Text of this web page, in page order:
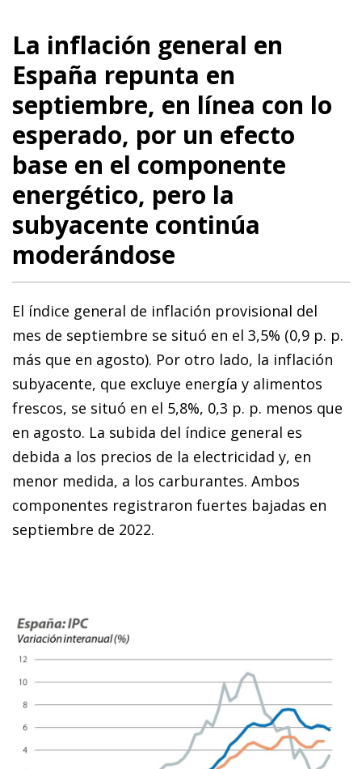
La inflación general en
España repunta en
septiembre, en línea con lo
esperado, por un efecto
base en el componente
energético, pero la
subyacente continúa
moderándose
El índice general de inflación provisional del
mes de septiembre se situó en el 3,5% (0,9 p. p.
más que en agosto). Por otro lado, la inflación
subyacente, que excluye energía y alimentos
frescos, se situó en el 5,8%, 0,3 p. p. menos que
en agosto. La subida del índice general es
debida a los precios de la electricidad y, en
menor medida, a los carburantes. Ambos
componentes registraron fuertes bajadas en
septiembre de 2022.